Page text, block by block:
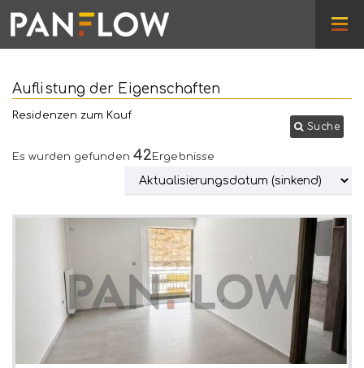
Auflistung der Eigenschaften
Suche
Residenzen zum Kauf
Es wurden gefunden 42 Ergebnisse